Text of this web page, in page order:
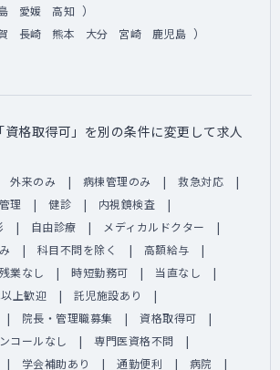
愛媛 高知 ）
長崎 熊本 大分 宮崎 鹿児島 ）
資格取得可」を別の条件に変更して求人
外来のみ 病棟管理のみ
救急対応
理 健診
内視鏡検査
自由診療
メディカルドクター
科目不問を除く
高額給与
残業なし 時短勤務可
当直なし
上歓迎
託児施設あり
院長・管理職募集
資格取得可
コールなし
専門医資格不問
学会補助あり 通勤便利
病院